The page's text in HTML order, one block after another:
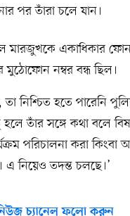
পর তাঁরা চলে যান।
একাধিকার ফোন
মুঠোফোন নম্বর বন্ধ ছিল।
নিশ্চিত হতে পারেনি
তাঁর সঙ্গে কথা বলে
পরিচালনা করা কিংবা
এ নিয়েও তদন্ত চলছে।’
চ্যানেল ফলো করুন